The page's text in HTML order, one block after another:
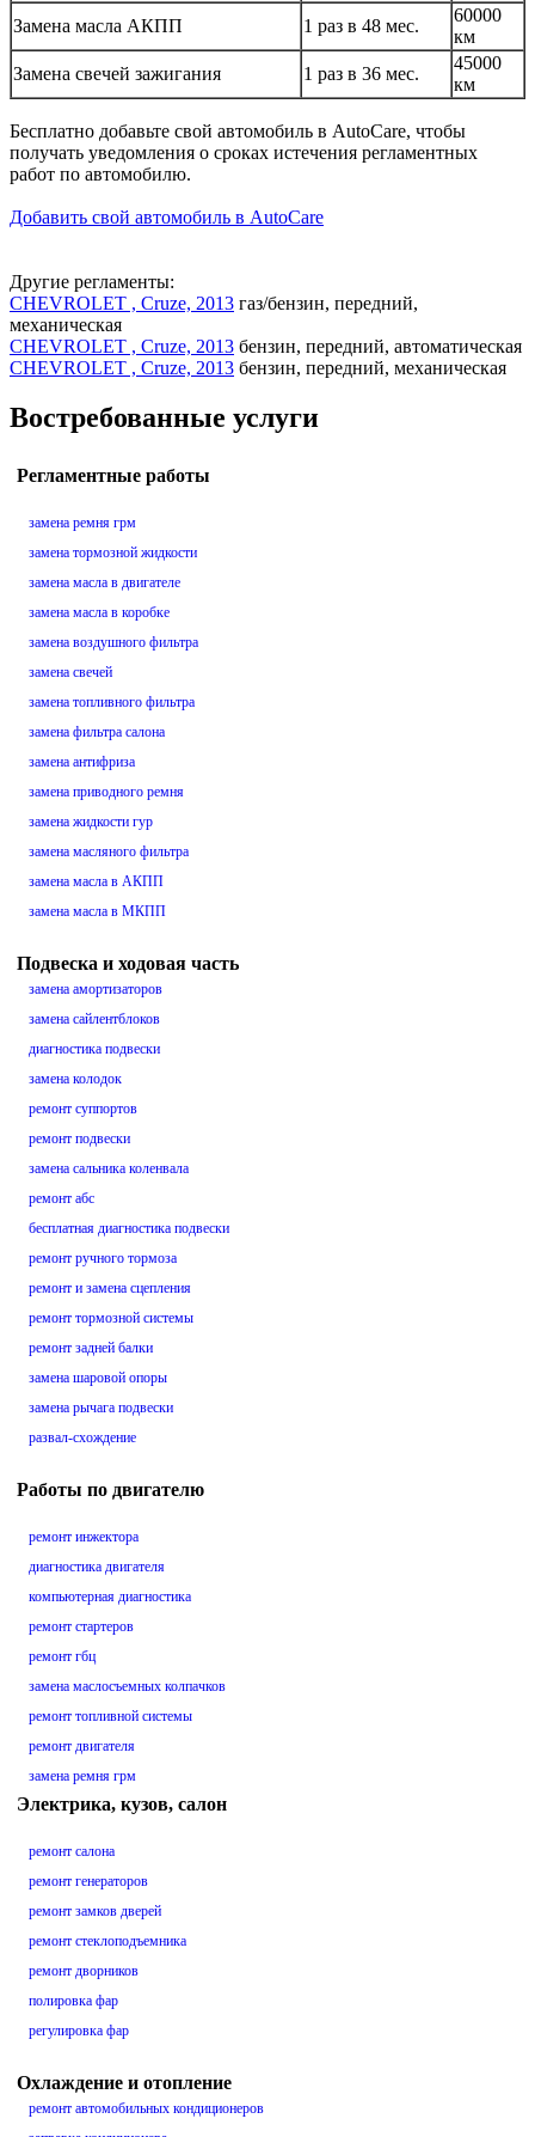
Замена масла АКПП
1 раз в 48 мес.
60000
км
Замена свечей зажигания
1 раз в 36 мес.
45000
км
Бесплатно добавьте свой автомобиль в AutoCare, чтобы
получать уведомления о сроках истечения регламентных
работ по автомобилю.
Добавить свой автомобиль в AutoCare
Другие регламенты:
CHEVROLET , Cruze, 2013 газ/бензин, передний,
механическая
CHEVROLET , Cruze, 2013 бензин, передний, автоматическая
CHEVROLET , Cruze, 2013 бензин, передний, механическая
Востребованные услуги
Регламентные работы
замена ремня грм
замена тормозной жидкости
замена масла в двигателе
замена масла в коробке
замена воздушного фильтра
замена свечей
замена топливного фильтра
замена фильтра салона
замена антифриза
замена приводного ремня
замена жидкости гур
замена масляного фильтра
замена масла в АКПП
замена масла в МКПП
Подвеска и ходовая часть
замена амортизаторов
замена сайлентблоков
диагностика подвески
замена колодок
ремонт суппортов
ремонт подвески
замена сальника коленвала
ремонт абс
бесплатная диагностика подвески
ремонт ручного тормоза
ремонт и замена сцепления
ремонт тормозной системы
ремонт задней балки
замена шаровой опоры
замена рычага подвески
развал-схождение
Работы по двигателю
ремонт инжектора
диагностика двигателя
компьютерная диагностика
ремонт стартеров
ремонт гбц
замена маслосъемных колпачков
ремонт топливной системы
ремонт двигателя
замена ремня грм
Электрика, кузов, салон
ремонт салона
ремонт генераторов
ремонт замков дверей
ремонт стеклоподъемника
ремонт дворников
полировка фар
регулировка фар
Охлаждение и отопление
ремонт автомобильных кондиционеров